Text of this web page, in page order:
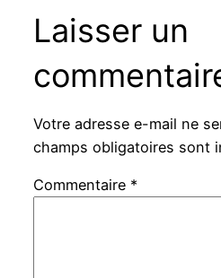
Laisser un
Votre adresse e-mail ne
champs obligatoires sont
Commentaire *